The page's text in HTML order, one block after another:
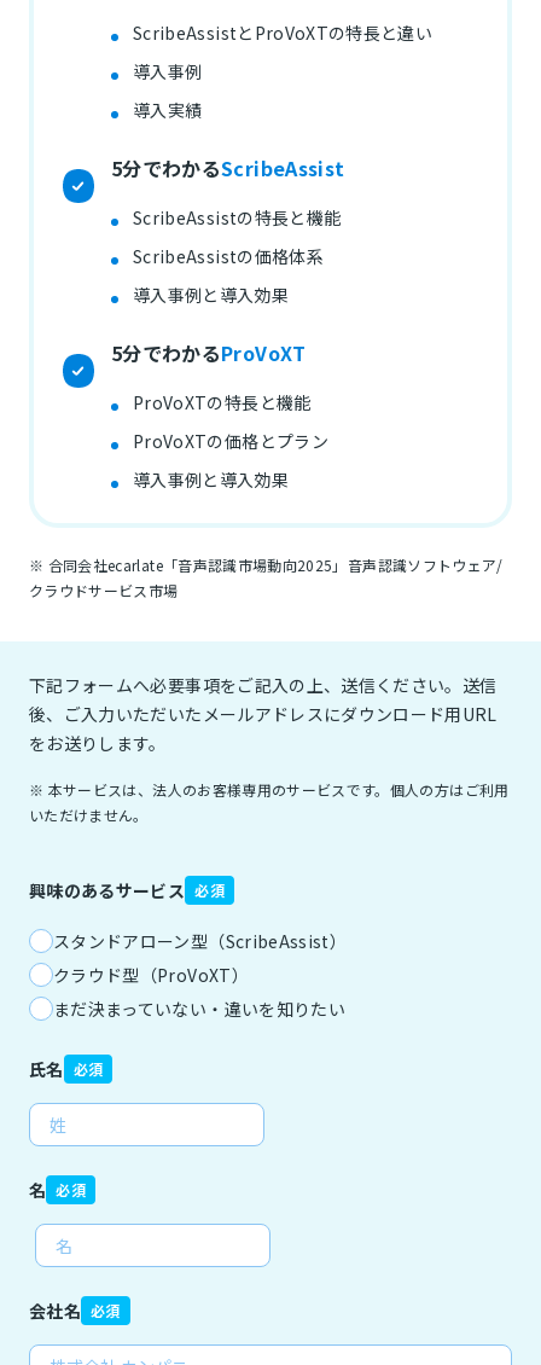
ScribeAssistとProVoXTの特長と違い
導入事例
導入実績
5分でわかるScribeAssist
ScribeAssistの特長と機能
ScribeAssistの価格体系
導入事例と導入効果
5分でわかるProVoXT
ProVoXTの特長と機能
ProVoXTの価格とプラン
導入事例と導入効果
※ 合同会社ecarlate「音声認識市場動向2025」音声認識ソフトウェア/
クラウドサービス市場
下記フォームへ必要事項をご記入の上、送信ください。送信
後、ご入力いただいたメールアドレスにダウンロード用URL
をお送りします。
※ 本サービスは、法人のお客様専用のサービスです。個人の方はご利用
いただけません。